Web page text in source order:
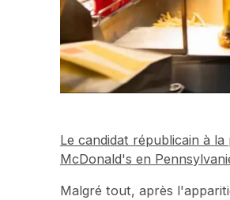
Le candidat républicain à
McDonald's en
Malgré tout, après